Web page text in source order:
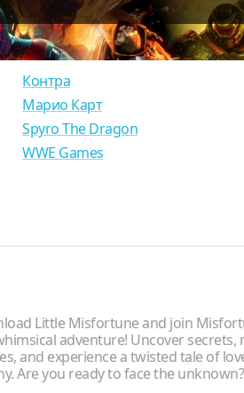
Контра
Марио Карт
Spyro The Dragon
WWE Games
Little Misfortune and join
adventure! Uncover secrets,
and experience a twisted tale of
Are you ready to face the